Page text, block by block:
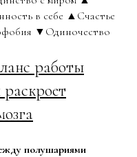
в себе ▲Счастье
▼Одиночество
работы
полушариями